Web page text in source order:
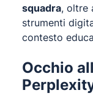
squadra, oltre
strumenti
contesto
Occhio